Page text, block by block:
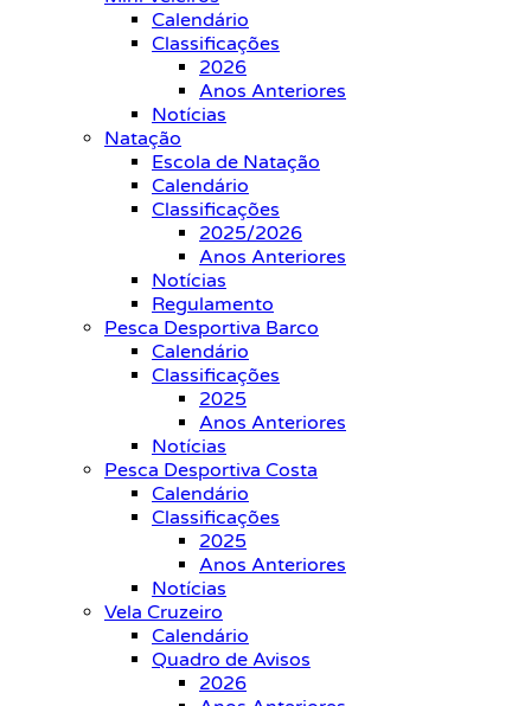
Calendário
Classificações
2026
Anos Anteriores
Notícias
Natação
Escola de Natação
Calendário
Classificações
2025/2026
Anos Anteriores
Notícias
Regulamento
Pesca Desportiva Barco
Calendário
Classificações
2025
Anos Anteriores
Notícias
Pesca Desportiva Costa
Calendário
Classificações
2025
Anos Anteriores
Notícias
Vela Cruzeiro
Calendário
Quadro de Avisos
2026